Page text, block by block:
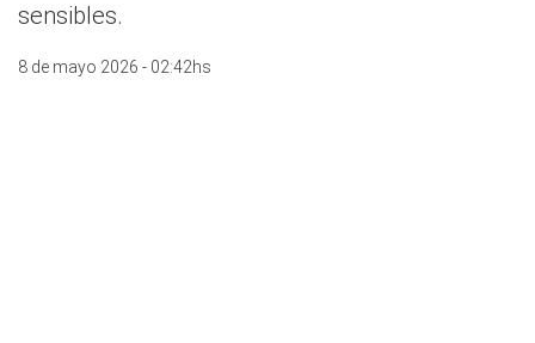
sensibles.
8 de mayo 2026 - 02:42hs